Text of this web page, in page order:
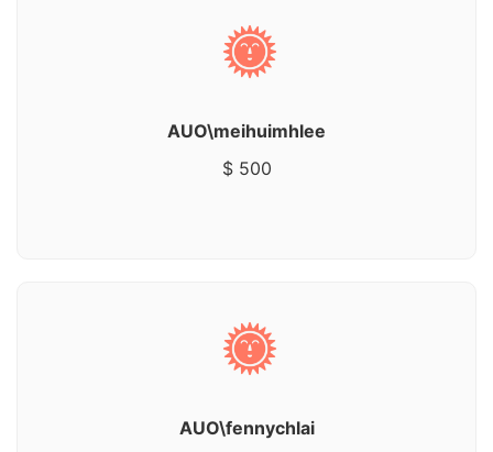
AUO\meihuimhlee
$ 500
AUO\fennychlai